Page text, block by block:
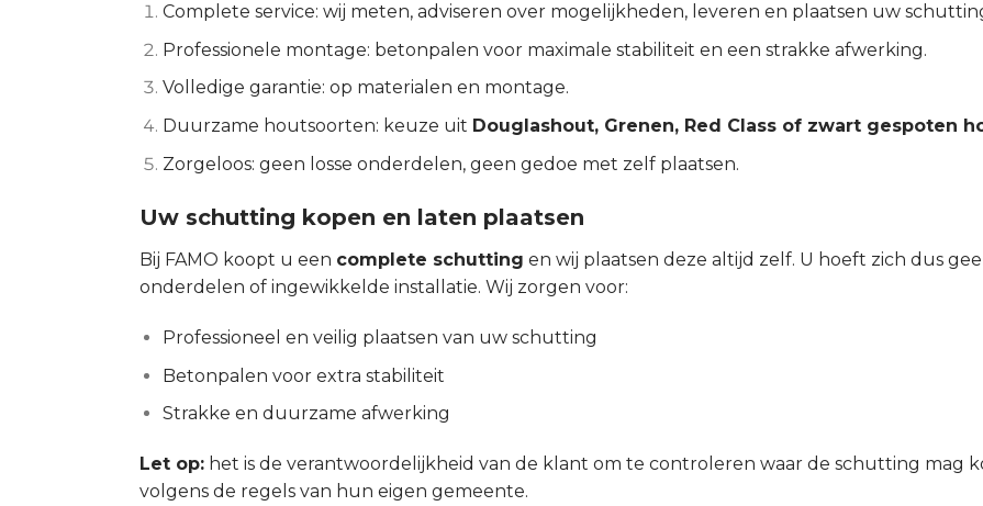
Complete service: wij meten, adviseren over mogelijkheden, leveren en plaatsen uw
Professionele montage: betonpalen voor maximale stabiliteit en een strakke afwerking.
Volledige garantie: op materialen en montage.
Duurzame houtsoorten: keuze uit Douglashout, Grenen, Red Class of zwart gespoten
Zorgeloos: geen losse onderdelen, geen gedoe met zelf plaatsen.
Uw schutting kopen en laten plaatsen
Bij FAMO koopt u een complete schutting en wij plaatsen deze altijd zelf. U hoeft zich dus
onderdelen of ingewikkelde installatie. Wij zorgen voor:
Professioneel en veilig plaatsen van uw schutting
Betonpalen voor extra stabiliteit
Strakke en duurzame afwerking
Let op: het is de verantwoordelijkheid van de klant om te controleren waar de schutting mag
volgens de regels van hun eigen gemeente.